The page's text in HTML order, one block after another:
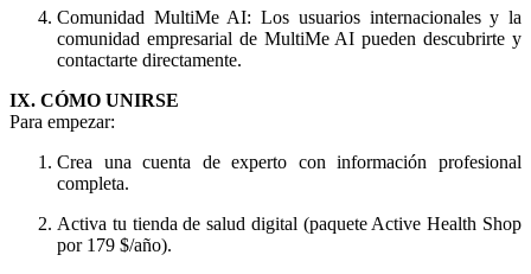
Comunidad MultiMe AI: Los usuarios internacionales y la
comunidad empresarial de MultiMe AI pueden descubrirte y
contactarte directamente.
IX. CÓMO UNIRSE
Para empezar:
Crea una cuenta de experto con información profesional
completa.
Activa tu tienda de salud digital (paquete Active Health Shop
por 179 $/año).